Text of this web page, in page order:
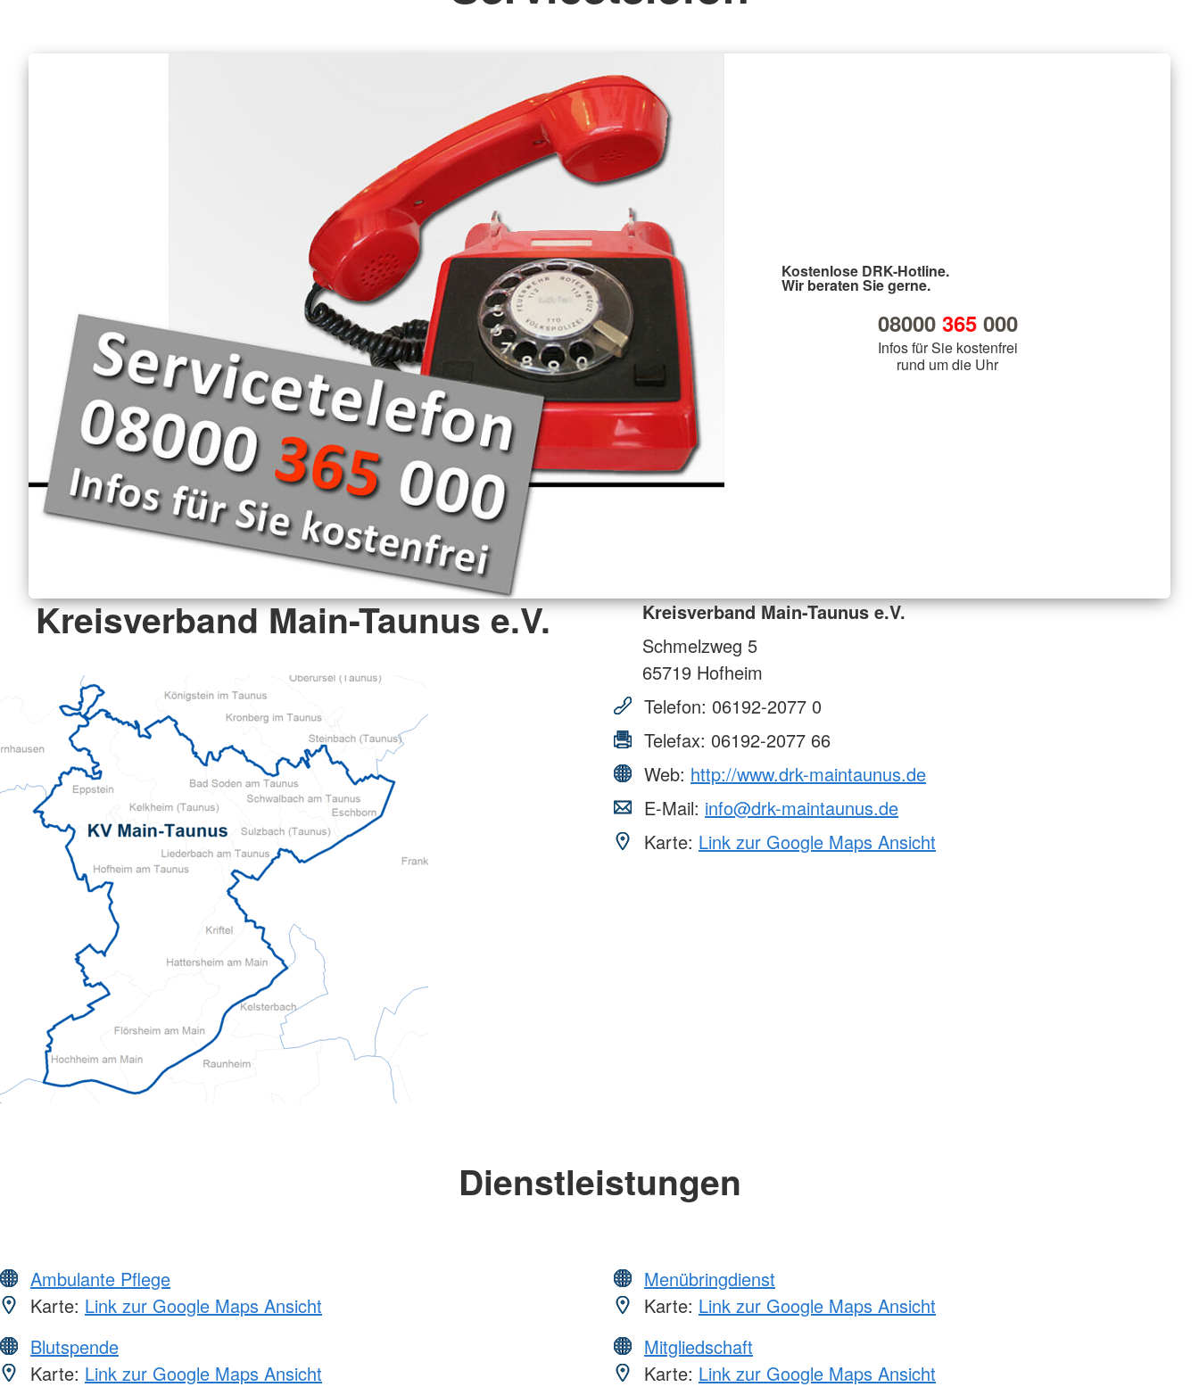
Kostenlose DRK-Hotline.
Wir beraten Sie gerne.
08000 365000
Infos für Sie kostenfrei
rund um die Uhr
Kreisverband Main-Taunus e.V.
Kreisverband Main-Taunus e.V.
Schmelzweg 5
65719 Hofheim
Telefon: 06192-2077 0
Telefax: 06192-2077 66
Web: http://www.drk-maintaunus.de
E-Mail: info@drk-maintaunus.de
Karte: Link zur Google Maps Ansicht
Dienstleistungen
Ambulante Pflege
Karte: Link zur Google Maps Ansicht
Blutspende
Karte: Link zur Google Maps Ansicht
Menübringdienst
Karte: Link zur Google Maps Ansicht
Mitgliedschaft
Karte: Link zur Google Maps Ansicht